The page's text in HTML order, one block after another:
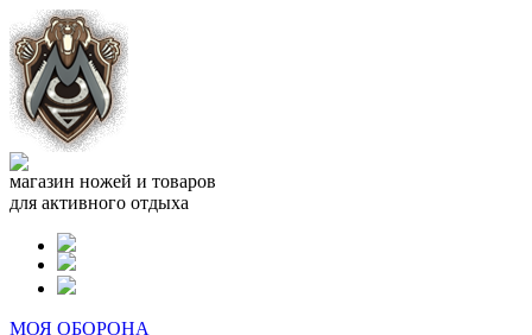
магазин ножей и товаров
для активного отдыха
МОЯ ОБОРОНА